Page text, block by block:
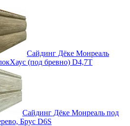
Сайдинг Дёке Монреаль
(под бревно) D4,7T
Сайдинг Дёке Монреаль под
Брус D6S